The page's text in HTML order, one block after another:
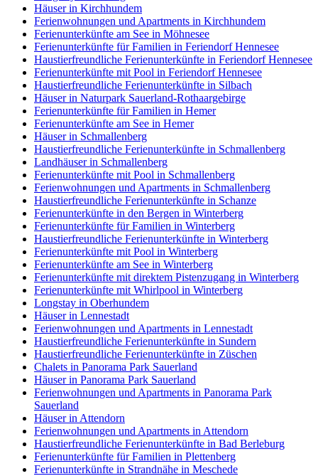
Häuser in Kirchhundem
Ferienwohnungen und Apartments in Kirchhundem
Ferienunterkünfte am See in Möhnesee
Ferienunterkünfte für Familien in Feriendorf Hennesee
Haustierfreundliche Ferienunterkünfte in Feriendorf Hennesee
Ferienunterkünfte mit Pool in Feriendorf Hennesee
Haustierfreundliche Ferienunterkünfte in Silbach
Häuser in Naturpark Sauerland-Rothaargebirge
Ferienunterkünfte für Familien in Hemer
Ferienunterkünfte am See in Hemer
Häuser in Schmallenberg
Haustierfreundliche Ferienunterkünfte in Schmallenberg
Landhäuser in Schmallenberg
Ferienunterkünfte mit Pool in Schmallenberg
Ferienwohnungen und Apartments in Schmallenberg
Haustierfreundliche Ferienunterkünfte in Schanze
Ferienunterkünfte in den Bergen in Winterberg
Ferienunterkünfte für Familien in Winterberg
Haustierfreundliche Ferienunterkünfte in Winterberg
Ferienunterkünfte mit Pool in Winterberg
Ferienunterkünfte am See in Winterberg
Ferienunterkünfte mit direktem Pistenzugang in Winterberg
Ferienunterkünfte mit Whirlpool in Winterberg
Longstay in Oberhundem
Häuser in Lennestadt
Ferienwohnungen und Apartments in Lennestadt
Haustierfreundliche Ferienunterkünfte in Sundern
Haustierfreundliche Ferienunterkünfte in Züschen
Chalets in Panorama Park Sauerland
Häuser in Panorama Park Sauerland
Ferienwohnungen und Apartments in Panorama Park
Sauerland
Häuser in Attendorn
Ferienwohnungen und Apartments in Attendorn
Haustierfreundliche Ferienunterkünfte in Bad Berleburg
Ferienunterkünfte für Familien in Plettenberg
Ferienunterkünfte in Strandnähe in Meschede